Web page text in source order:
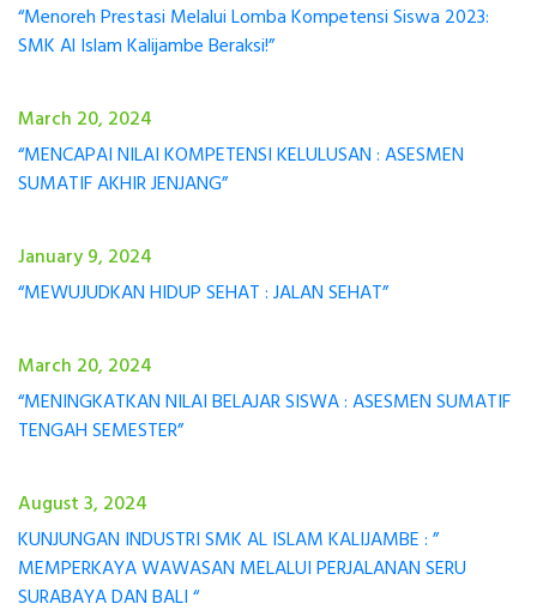
“Menoreh Prestasi Melalui Lomba Kompetensi Siswa 2023:
SMK Al Islam Kalijambe Beraksi!”
March 20, 2024
“MENCAPAI NILAI KOMPETENSI KELULUSAN : ASESMEN
SUMATIF AKHIR JENJANG”
January 9, 2024
“MEWUJUDKAN HIDUP SEHAT : JALAN SEHAT”
March 20, 2024
“MENINGKATKAN NILAI BELAJAR SISWA : ASESMEN SUMATIF
TENGAH SEMESTER”
August 3, 2024
KUNJUNGAN INDUSTRI SMK AL ISLAM KALIJAMBE : ”
MEMPERKAYA WAWASAN MELALUI PERJALANAN SERU
SURABAYA DAN BALI “